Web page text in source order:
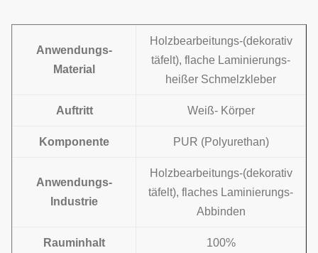
Anwendungs-
Material
Holzbearbeitungs-(dekorativ
täfelt), flache Laminierungs-
heißer Schmelzkleber
Auftritt Weiß- Körper
Komponente PUR (Polyurethan)
Anwendungs-
Industrie
Holzbearbeitungs-(dekorativ
täfelt), flaches Laminierungs-
Abbinden
Rauminhalt 100%